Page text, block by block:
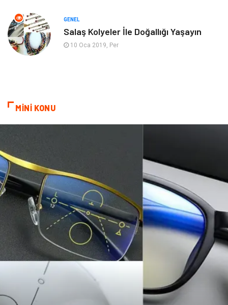
Mobilya
Astroloji
Pet Malzemeleri
GENEL
Salaş Kolyeler İle Doğallığı Yaşayın
10 Oca 2019, Per
MİNİ KONU